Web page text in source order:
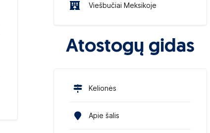
Viešbučiai Meksikoje
Atostogų gidas
Kelionės
Apie šalis